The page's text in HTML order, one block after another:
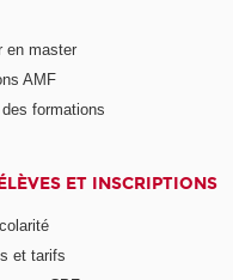
en master
AMF
formations
ET INSCRIPTIONS
et tarifs